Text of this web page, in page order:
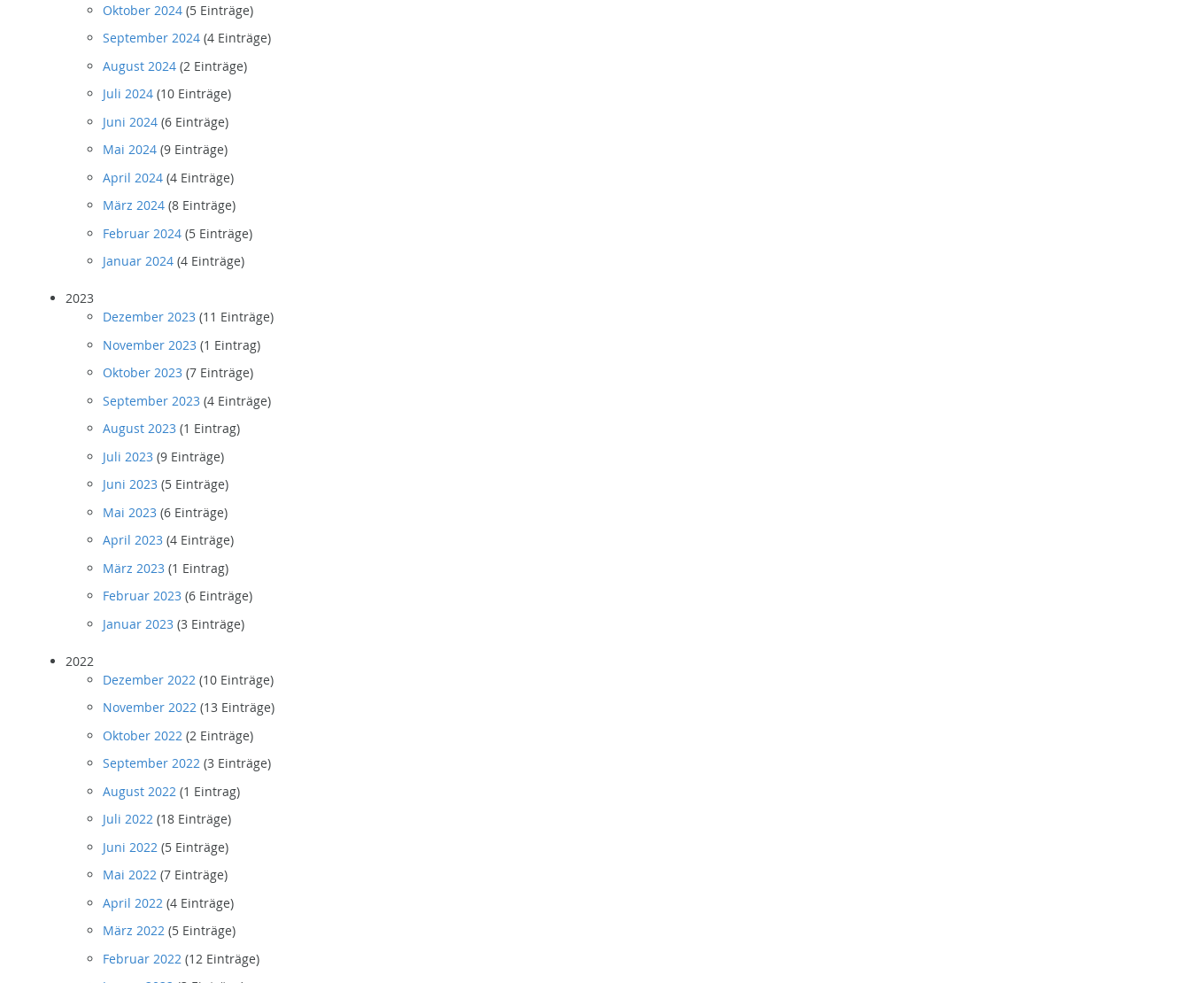
Oktober 2024 (5 Einträge)
September 2024 (4 Einträge)
August 2024 (2 Einträge)
Juli 2024 (10 Einträge)
Juni 2024 (6 Einträge)
Mai 2024 (9 Einträge)
April 2024 (4 Einträge)
März 2024 (8 Einträge)
Februar 2024 (5 Einträge)
Januar 2024 (4 Einträge)
2023
Dezember 2023 (11 Einträge)
November 2023 (1 Eintrag)
Oktober 2023 (7 Einträge)
September 2023 (4 Einträge)
August 2023 (1 Eintrag)
Juli 2023 (9 Einträge)
Juni 2023 (5 Einträge)
Mai 2023 (6 Einträge)
April 2023 (4 Einträge)
März 2023 (1 Eintrag)
Februar 2023 (6 Einträge)
Januar 2023 (3 Einträge)
2022
Dezember 2022 (10 Einträge)
November 2022 (13 Einträge)
Oktober 2022 (2 Einträge)
September 2022 (3 Einträge)
August 2022 (1 Eintrag)
Juli 2022 (18 Einträge)
Juni 2022 (5 Einträge)
Mai 2022 (7 Einträge)
April 2022 (4 Einträge)
März 2022 (5 Einträge)
Februar 2022 (12 Einträge)